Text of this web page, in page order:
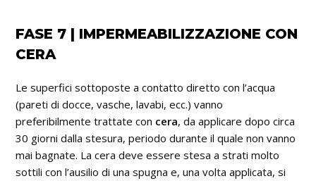
FASE 7 | IMPERMEABILIZZAZIONE CON
CERA
Le superfici sottoposte a contatto diretto con l’acqua
(pareti di docce, vasche, lavabi, ecc.) vanno
preferibilmente trattate con cera, da applicare dopo circa
30 giorni dalla stesura, periodo durante il quale non vanno
mai bagnate. La cera deve essere stesa a strati molto
sottili con l’ausilio di una spugna e, una volta applicata, si